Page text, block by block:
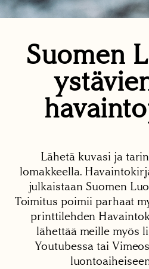
Suomen
Lähetä kuvasi ja
lomakkeella.
julkaistaan Suomen
Toimitus poimii parhaat
printtilehden
lähettää meille myös
Youtubessa tai